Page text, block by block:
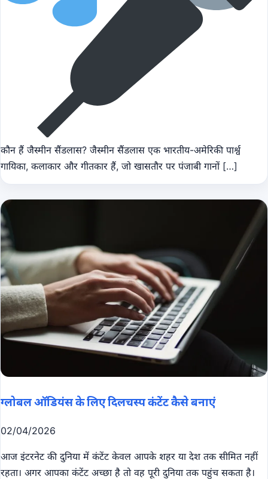
कौन हैं जैस्मीन सैंडलास? जैस्मीन सैंडलास एक भारतीय-अमेरिकी पार्श्व
गायिका, कलाकार और गीतकार हैं, जो खासतौर पर पंजाबी गानों […]
ग्लोबल ऑडियंस के लिए दिलचस्प कंटेंट कैसे बनाएं
02/04/2026
आज इंटरनेट की दुनिया में कंटेंट केवल आपके शहर या देश तक सीमित नहीं
रहता। अगर आपका कंटेंट अच्छा है तो वह पूरी दुनिया तक पहुंच सकता है।